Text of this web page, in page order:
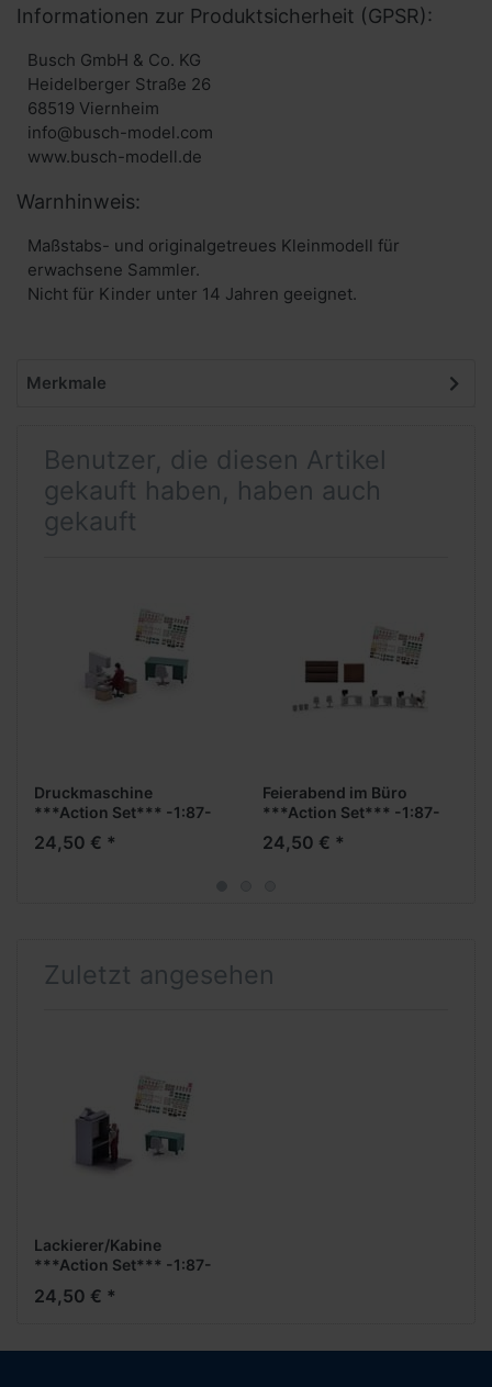
Informationen zur Produktsicherheit (GPSR):
Busch GmbH & Co. KG
Heidelberger Straße 26
68519 Viernheim
info@busch-model.com
www.busch-modell.de
Warnhinweis:
Maßstabs- und originalgetreues Kleinmodell für
erwachsene Sammler.
Nicht für Kinder unter 14 Jahren geeignet.
Merkmale
Benutzer, die diesen Artikel
gekauft haben, haben auch
gekauft
Druckmaschine
***Action Set*** -1:87-
24,50 € *
Feierabend im Büro
***Action Set*** -1:87-
24,50 € *
Zuletzt angesehen
Lackierer/Kabine
***Action Set*** -1:87-
24,50 € *